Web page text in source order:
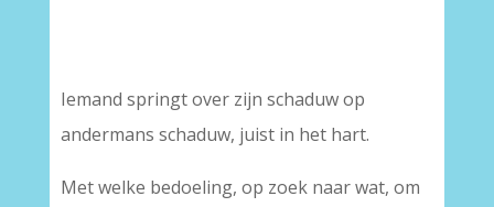
Iemand springt over zijn schaduw op
andermans schaduw, juist in het hart.
Met welke bedoeling, op zoek naar wat, om